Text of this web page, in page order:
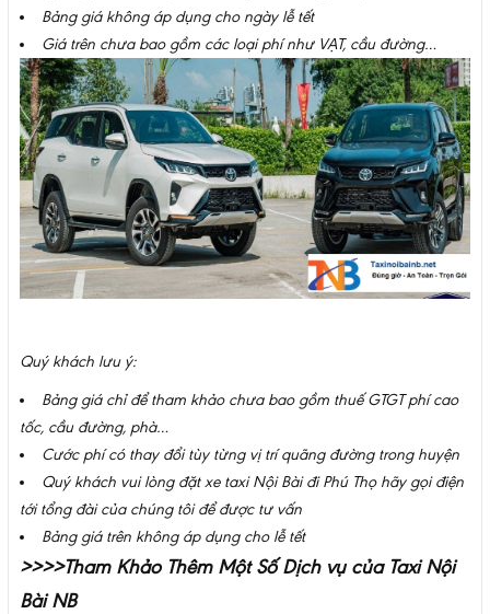
Bảng giá không áp dụng cho ngày lễ tết
Giá trên chưa bao gồm các loại phí như VẠT, cầu đường…
Quý khách lưu ý:
Bảng giá chỉ để tham khảo chưa bao gồm thuế GTGT phí cao
tốc, cầu đường, phà…
Cước phí có thay đổi tùy từng vị trí quãng đường trong huyện
Quý khách vui lòng đặt xe taxi Nội Bài đi Phú Thọ hãy gọi điện
tới tổng đài của chúng tôi để được tư vấn
Bảng giá trên không áp dụng cho lễ tết
>>>>Tham Khảo Thêm Một Số Dịch vụ của Taxi Nội
Bài NB